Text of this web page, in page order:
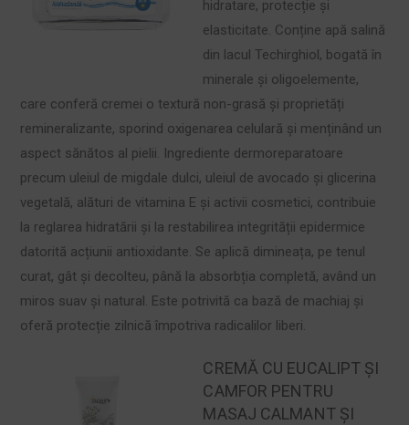
hidratare, protecție și
elasticitate. Conține apă salină
din lacul Techirghiol, bogată în
minerale și oligoelemente,
care conferă cremei o textură non-grasă și proprietăți
remineralizante, sporind oxigenarea celulară și menținând un
aspect sănătos al pielii. Ingrediente dermoreparatoare
precum uleiul de migdale dulci, uleiul de avocado și glicerina
vegetală, alături de vitamina E și activii cosmetici, contribuie
la reglarea hidratării și la restabilirea integrității epidermice
datorită acțiunii antioxidante. Se aplică dimineața, pe tenul
curat, gât și decolteu, până la absorbția completă, având un
miros suav și natural. Este potrivită ca bază de machiaj și
oferă protecție zilnică împotriva radicalilor liberi.
CREMĂ CU EUCALIPT ȘI
CAMFOR PENTRU
MASAJ CALMANT ȘI